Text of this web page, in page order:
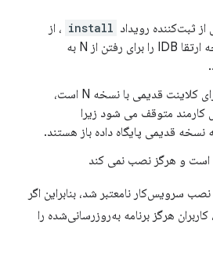
ثبت‌کننده رویداد install ، از
IDB می‌خواند و چرخه ارتقا IDB را برای رفتن از N به
از آنجایی که کاربر دارای کلاینت قدیمی با نسخه N است،
کارمند متوقف می شود زیرا
نسخه قدیمی پایگاه داده باز هستند.
است و هرگز نصب نمی کند
سرویس‌کار نامعتبر شد، بنابراین اگر
هرگز برنامه به‌روزرسانی‌شده را